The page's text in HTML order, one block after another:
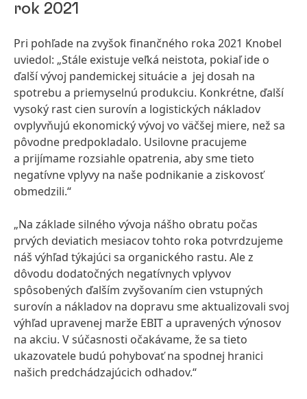
rok 2021
Pri pohľade na zvyšok finančného roka 2021 Knobel
uviedol: „Stále existuje veľká neistota, pokiaľ ide o
ďalší vývoj pandemickej situácie a jej dosah na
spotrebu a priemyselnú produkciu. Konkrétne, ďalší
vysoký rast cien surovín a logistických nákladov
ovplyvňujú ekonomický vývoj vo väčšej miere, než sa
pôvodne predpokladalo. Usilovne pracujeme
a prijímame rozsiahle opatrenia, aby sme tieto
negatívne vplyvy na naše podnikanie a ziskovosť
obmedzili.“
„Na základe silného vývoja nášho obratu počas
prvých deviatich mesiacov tohto roka potvrdzujeme
náš výhľad týkajúci sa organického rastu. Ale z
dôvodu dodatočných negatívnych vplyvov
spôsobených ďalším zvyšovaním cien vstupných
surovín a nákladov na dopravu sme aktualizovali svoj
výhľad upravenej marže EBIT a upravených výnosov
na akciu. V súčasnosti očakávame, že sa tieto
ukazovatele budú pohybovať na spodnej hranici
našich predchádzajúcich odhadov.“